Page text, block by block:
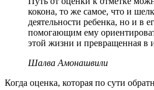
кокона, то же самое, что и
деятельности ребенка, но и в
помогающим ему
этой жизни и превращенная в
Шалва Амонашвили
Когда оценка, которая по сути